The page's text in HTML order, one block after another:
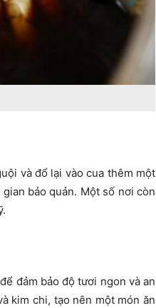
và đổ lại vào cua thêm một
bảo quản. Một số nơi còn
đảm bảo độ tươi ngon và an
kim chi, tạo nên một món ăn